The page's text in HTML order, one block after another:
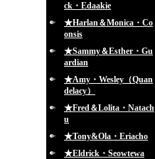
ck・Edaakie
★Harlan＆Monica・Co
onsis
★Sammy＆Esther・Gu
ardian
★Amy・Wesley（Quan
delacy）
★Fred＆Lolita・Natach
u
★Tony&Ola・Eriacho
★Eldrick・Seowtewa